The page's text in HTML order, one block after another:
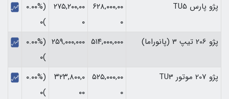
پژو پارس TU5
۶۲۸,۰۰۰,۰۰
۰
۲۷۵,۲۰۰,۰۰
۰
(۰.۰۰%
)۰
پژو 206 تیپ 3 (پانوراما)
۵۱۴,۰۰۰,۰۰۰ ۲۵۹,۰۰۰,۰۰۰
(۰.۰۰%
)۰
پژو 207 موتور TU3
۵۲۵,۰۰۰,۰۰
۰
۳۲۳,۸۰۰,۰
۰۰
(۰.۰۰%
)۰